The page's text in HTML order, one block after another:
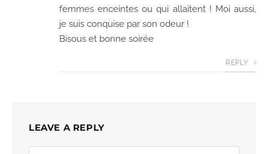
femmes enceintes ou qui allaitent ! Moi aussi,
je suis conquise par son odeur !
Bisous et bonne soirée
REPLY
LEAVE A REPLY